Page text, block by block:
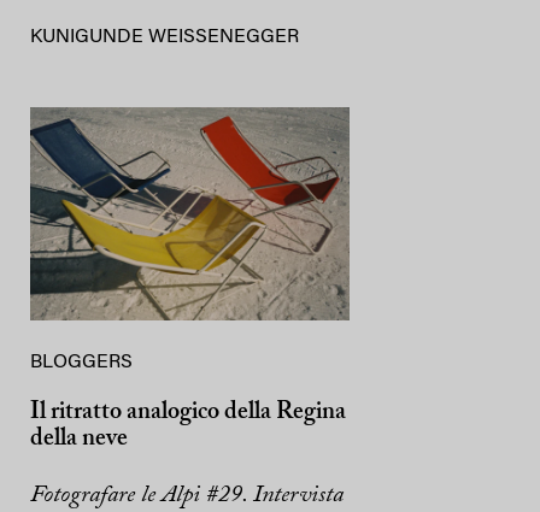
KUNIGUNDE WEISSENEGGER
BLOGGERS
Il ritratto analogico della Regina
della neve
Fotografare le Alpi #29. Intervista